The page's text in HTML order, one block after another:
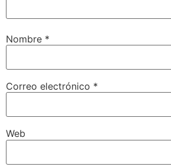
Nombre *
Correo electrónico *
Web